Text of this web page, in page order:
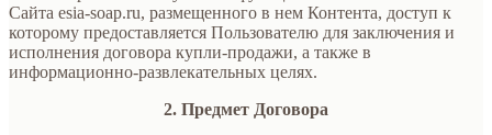
Сайта esia-soap.ru, размещенного в нем Контента, доступ к
которому предоставляется Пользователю для заключения и
исполнения договора купли-продажи, а также в
информационно-развлекательных целях.
2. Предмет Договора